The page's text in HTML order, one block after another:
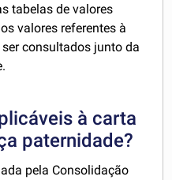
tabelas de valores
valores referentes à
consultados junto da
à carta
paternidade?
pela Consolidação